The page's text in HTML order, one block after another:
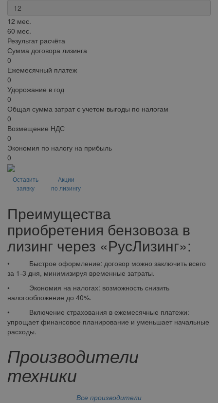
12 мес.
60 мес.
Результат расчёта
Сумма договора лизинга
0
Ежемесячный платеж
0
Удорожание в год
0
Общая сумма затрат с учетом выгоды по налогам
0
Возмещение НДС
0
Экономия по налогу на прибыль
0
Оставить
заявку
Акции
по лизингу
Преимущества
приобретения бензовоза в
лизинг через «РусЛизинг»:
• Быстрое оформление: договор можно заключить всего
за 1-3 дня, минимизируя временные затраты.
• Экономия на налогах: возможность снизить
налогообложение до 40%.
• Включение страхования в ежемесячные платежи:
упрощает финансовое планирование и уменьшает начальные
расходы.
Производители
техники
Все производители